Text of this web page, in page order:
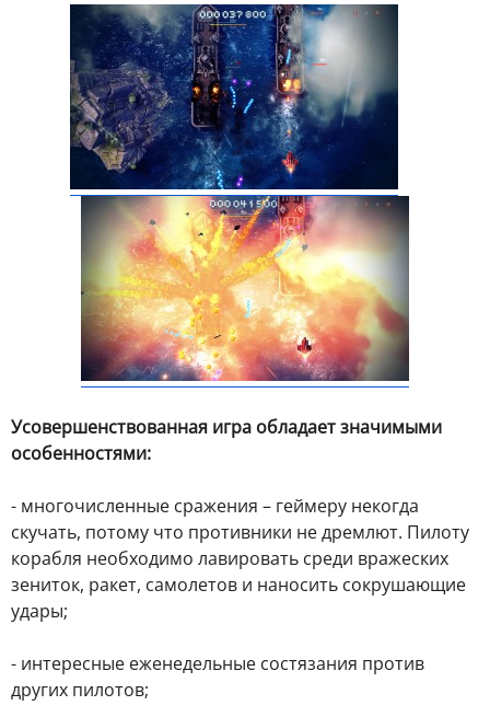
Усовершенствованная игра обладает значимыми
особенностями:
- многочисленные сражения – геймеру некогда
скучать, потому что противники не дремлют. Пилоту
корабля необходимо лавировать среди вражеских
зениток, ракет, самолетов и наносить сокрушающие
удары;
- интересные еженедельные состязания против
других пилотов;